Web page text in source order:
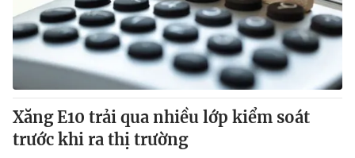
Xăng E10 trải qua nhiều lớp kiểm soát
trước khi ra thị trường